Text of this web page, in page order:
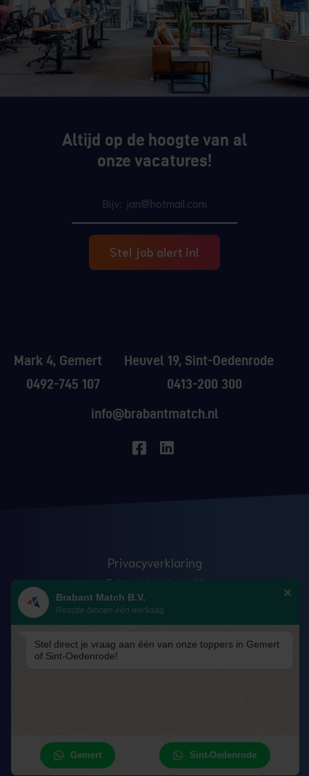
Altijd op de hoogte van al
onze vacatures!
Stel job alert in!
Mark 4, Gemert
0492-745 107
Heuvel 19, Sint-Oedenrode
0413-200 300
info@brabantmatch.nl
Privacyverklaring
Erkend leerbedrijf
Anti discriminatie
Veelgestelde vragen
Blog
Brabant Match B.V.
Reactie binnen één werkdag
Stel direct je vraag aan één van onze toppers in Gemert
of Sint-Oedenrode!
Gemert Sint-Oedenrode